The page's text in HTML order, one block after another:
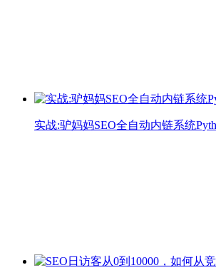
实战:驴妈妈SEO全自动内链系统